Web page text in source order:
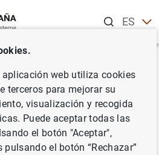
ESEN
la curva de
política
aplicación web utiliza cookies
terceros para mejorar su
visualización y recogida
Puede aceptar todas las
el botón "Aceptar",
pulsando el botón “Rechazar”